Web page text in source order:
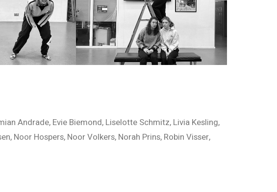
Andrade, Evie Biemond, Liselotte Schmitz, Livia Kesling,
Noor Hospers, Noor Volkers, Norah Prins, Robin Visser,